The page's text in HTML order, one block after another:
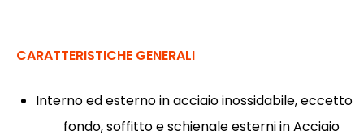
CARATTERISTICHE GENERALI
Interno ed esterno in acciaio inossidabile, eccetto
fondo, soffitto e schienale esterni in Acciaio